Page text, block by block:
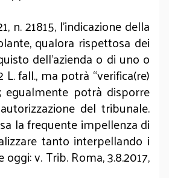
21815, l’indicazione della
qualora rispettosa dei
dell’azienda o di uno o
fall., ma potrà “verifica(re)
egualmente potrà disporre
del tribunale.
la frequente impellenza di
tanto interpellando i
v. Trib. Roma, 3.8.2017,